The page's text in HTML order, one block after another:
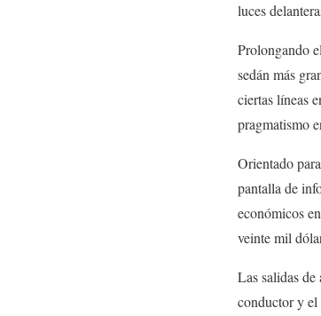
luces
Prolongando
sedán más
ciertas líneas
pragmatismo
Orientado
pantalla de
económicos
veinte mil
Las salidas
conductor y el